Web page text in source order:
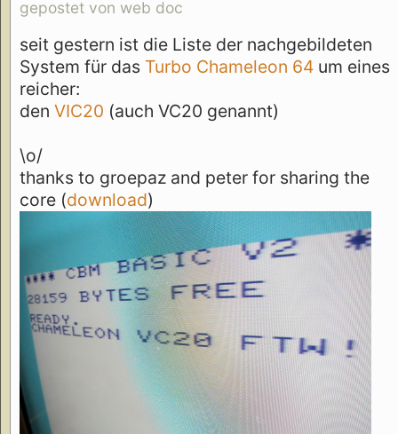
gepostet von web doc
seit gestern ist die Liste der nachgebildeten
System für das Turbo Chameleon 64 um eines
reicher:
den VIC20 (auch VC20 genannt)
\o/
thanks to groepaz and peter for sharing the
core (download)